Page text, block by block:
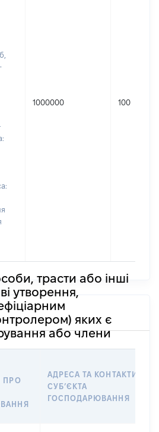
1000000 100
трасти або інші
утворення,
яких є
або члени
ПРО
АДРЕСА ТА КОНТАКТИ
СУБʼЄКТА
ГОСПОДАРЮВАННЯ